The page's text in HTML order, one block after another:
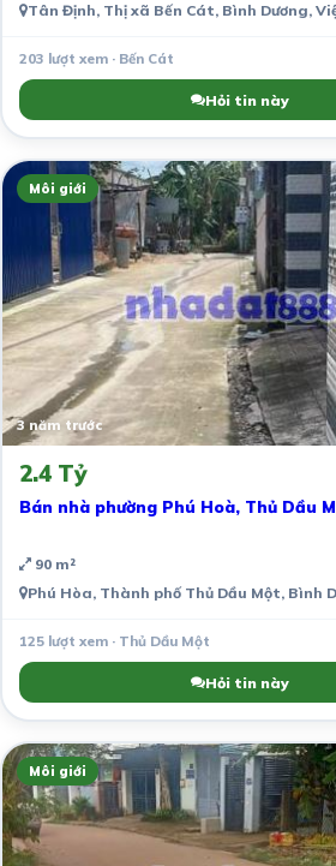
Tân Định, Thị xã Bến Cát, Bình Dương,
203 lượt xem · Bến Cát
Hỏi tin này
Môi giới
3 năm trước
2.4 Tỷ
Bán nhà phường Phú Hoà, Thủ Dầu
90 m²
Phú Hòa, Thành phố Thủ Dầu Một, Bình
125 lượt xem · Thủ Dầu Một
Hỏi tin này
Môi giới